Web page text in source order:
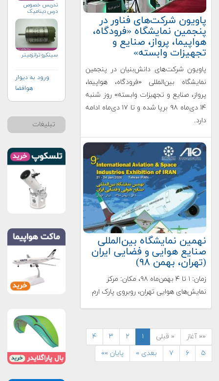
پاویون شرکت‌های فناور در
پنجمین نمایشگاه «فرودگاه،
هواپیما، پرواز، صنایع و
تجهیزات وابسته»
پاویون شرکت‌های دانش‌بنیان در پنجمین
نمایشگاه بین‌المللی «فرودگاه، هواپیما،
پرواز، صنایع و تجهیزات وابسته» روز شنبه
۱۴ دی‌ماه ۹۸ برپا شده و تا ۱۷ دی‌ماه ادامه
دارد.
نهمین نمایشگاه بین‌المللی
صنایع هوایی و فضایی ایران
(تهران، بهمن ۹۸)
زمان: ۱ تا ۴ بهمن‌ماه ۹۸، مکان: مرکز
نمایش‌های هوایی تهران، روبروی پارک ارم
«« آغاز « قبلی ۱ ۲ ۳
۴
۵
۶ ۷ بعدی » پایان »»
تدریس خصوص
درس دینامیک
سینکرو ترانزمیتر
ورود به دیوار
هوافضا
تبلیغات